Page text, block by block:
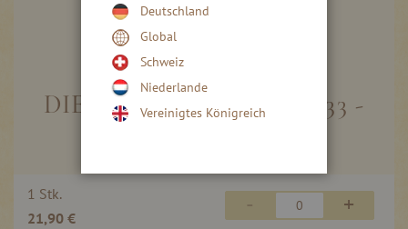
beginningDIE KLEINEN HAFELE 333 -
FEINSTE BEEREN
Produkte
1 Stk.
21,90 €
- +
Deutschland
Global
Schweiz
Niederlande
Vereinigtes Königreich